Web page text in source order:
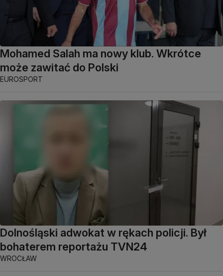
Mohamed Salah ma nowy klub. Wkrótce
może zawitać do Polski
EUROSPORT
Dolnośląski adwokat w rękach policji. Był
bohaterem reportażu TVN24
WROCŁAW